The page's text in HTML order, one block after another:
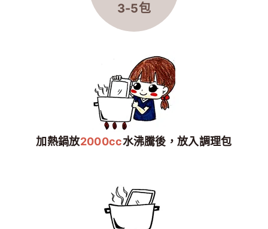
3-5包
加熱鍋放2000cc水沸騰後，放入調理包